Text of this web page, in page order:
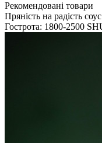
Рекомендовані товари
Пряність на радість соус
Гострота: 1800-2500